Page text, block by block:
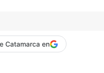
Catamarca en